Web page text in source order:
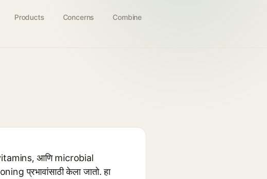
Products Concerns Combine
vitamins, आणि microbial
प्रभावांसाठी केला जातो. हा